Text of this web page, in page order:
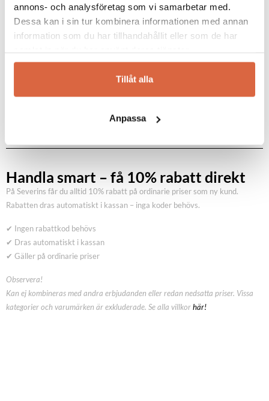
annons- och analysföretag som vi samarbetar med.
Dessa kan i sin tur kombinera informationen med annan
information som du har tillhandahållit eller som de har
Tillåt alla
Anpassa
KARL ANDERSSON & SÖNER
KA72 skåp Nr. 739
KA72 skåp Nr. 739
KARL ANDERSSON & SÖNER
Collar tidsskriftshylla
Collar tidsskriftshylla
Handla smart – få 10% rabatt direkt
På Severins får du alltid 10% rabatt på ordinarie priser som ny kund.
Rabatten dras automatiskt i kassan – inga koder behövs.
✔ Ingen rabattkod behövs
✔ Dras automatiskt i kassan
✔ Gäller på ordinarie priser
Observera!
Kan ej kombineras med andra erbjudanden eller redan nedsatta priser. Vissa
kategorier och varumärken är exkluderade. Se alla villkorhär!